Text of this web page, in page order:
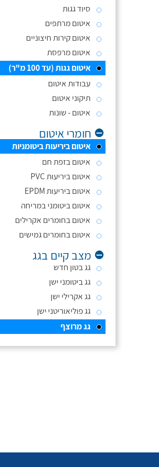
סיוד גגות
איטום מרתפים
איטום קירות חיצוניים
איטום מרפסת
איטום גגות (עד 100 מ"ר)
עבודות איטום
תיקוני איטום
איטום - שונות
חומרי איטום
איטום ביריעות ביטומניות
איטום בזפת חם
איטום ביריעות PVC
איטום ביריעות EPDM
איטום ביטומני במריחה
איטום בחומרים אקרילים
איטום בחומרים גמישים
מצב קיים בגג
גג בטון חדש
גג ביטומני ישן
גג אקרילי ישן
גג פוליאוריטני ישן
גג מרוצף